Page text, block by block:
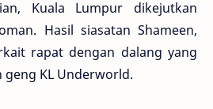
Kuala Lumpur dikejutkan
Hasil siasatan Shameen,
rapat dengan dalang yang
KL Underworld.